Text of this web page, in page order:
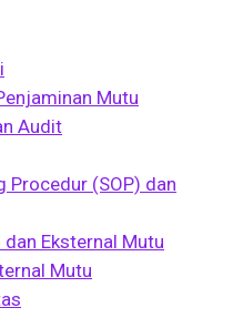
Mutu
Audit
Procedur (SOP) dan
Eksternal Mutu
Mutu